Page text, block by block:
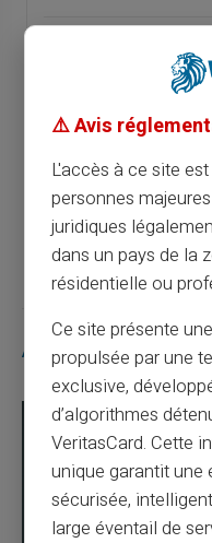
Article précédent
La carte
Articles similaires
⚠️ Avis
L'accès à ce site
personnes
juridiques
dans un pays de la
résidentielle ou
Ce site présente
propulsée par une
exclusive,
d’algorithmes
VeritasCard. Cette
unique garantit
sécurisée,
large éventail de